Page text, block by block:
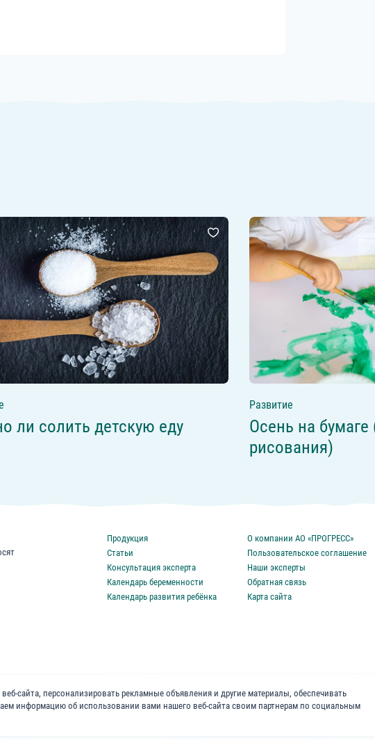
ли солить детскую еду
Развитие
Осень на бумаге
рисования)
Продукция
Статьи
Консультация эксперта
Календарь беременности
Календарь развития ребёнка
О компании АО «ПРОГРЕСС»
Пользовательское соглашение
Наши эксперты
Обратная связь
Карта сайта
«ФрутоНяня»
сайта, персонализировать рекламные объявления и другие материалы, обеспечивать
информацию об использовании вами нашего веб-сайта своим партнерам по социальным